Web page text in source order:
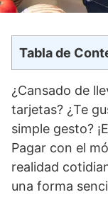
Tabla de
¿Cansado de
tarjetas? ¿Te
simple gesto?
Pagar con el
realidad
una forma